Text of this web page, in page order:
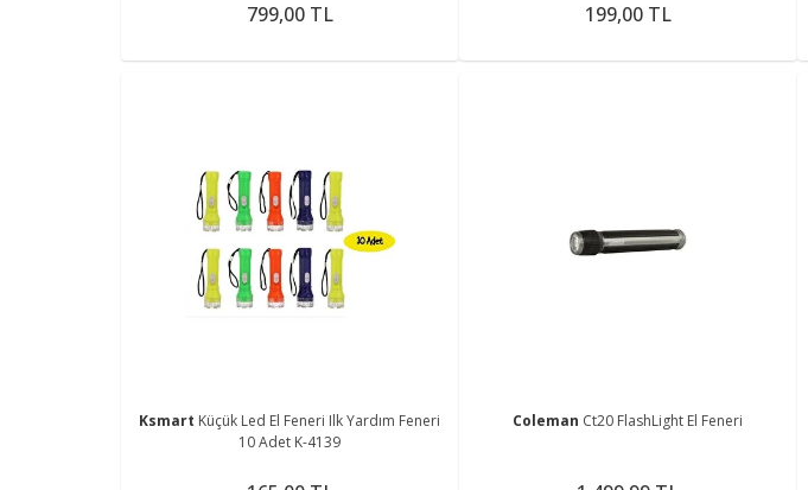
799,00 TL 199,00 TL
Ksmart Küçük Led El Feneri Ilk Yardım Feneri
10 Adet K-4139
Coleman Ct20 FlashLight El Feneri